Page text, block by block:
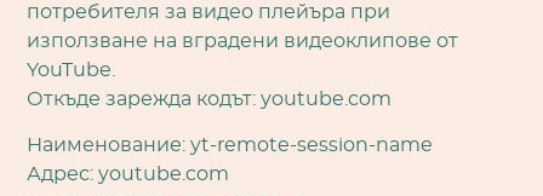
потребителя за видео плейъра при
използване на вградени видеоклипове от
YouTube.
Откъде зарежда кодът: youtube.com
Наименование: yt-remote-session-name
Адрес: youtube.com